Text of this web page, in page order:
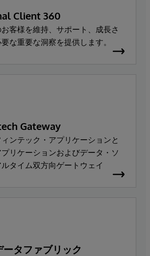
Client 360
客様を維持、サポート、成長さ
な重要な洞察を提供します。
Gateway
ンテック・アプリケーションと
リケーションおよびデータ・ソ
タイム双方向ゲートウェイ
ータファブリック